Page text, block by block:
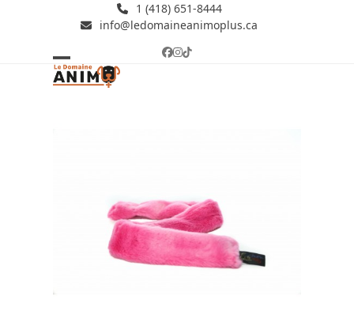
1 (418) 651-8444
info@ledomaineanimoplus.ca
Facebook
Instagram
Tiktok
Open
Close